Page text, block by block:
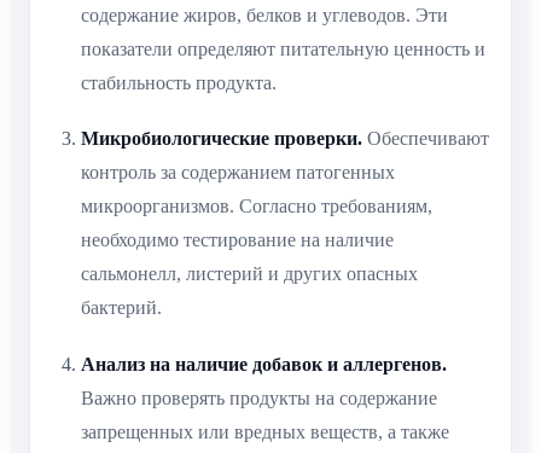
содержание жиров, белков и углеводов. Эти
показатели определяют питательную ценность и
стабильность продукта.
Микробиологические проверки. Обеспечивают
контроль за содержанием патогенных
микроорганизмов. Согласно требованиям,
необходимо тестирование на наличие
сальмонелл, листерий и других опасных
бактерий.
Анализ на наличие добавок и аллергенов.
Важно проверять продукты на содержание
запрещенных или вредных веществ, а также